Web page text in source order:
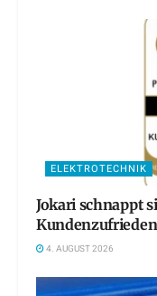
ELEKTROTECHNIK
Jokari schnappt
4. AUGUST 2026